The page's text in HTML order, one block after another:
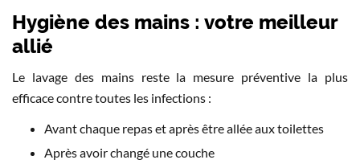
Hygiène des mains : votre meilleur
allié
Le lavage des mains reste la mesure préventive la plus
efficace contre toutes les infections :
Avant chaque repas et après être allée aux toilettes
Après avoir changé une couche